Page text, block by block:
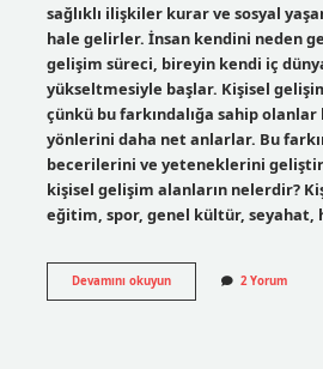
sağlıklı ilişkiler kurar ve sosyal
hale gelirler. İnsan kendini neden
gelişim süreci, bireyin kendi iç
yükseltmesiyle başlar. Kişisel
çünkü bu farkındalığa sahip olanlar
yönlerini daha net anlarlar. Bu
becerilerini ve yeteneklerini
kişisel gelişim alanların nelerdir?
eğitim, spor, genel kültür, seyahat,
Devamını okuyunKişisel
Gelişim
2 Yorum